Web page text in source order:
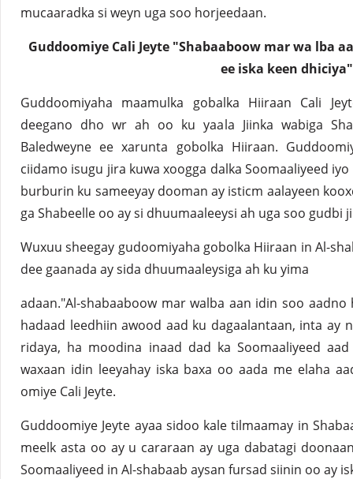
mucaaradka si weyn uga soo horjeedaan.
Guddoomiye Cali Jeyte "Shabaaboow mar wa lba
ee iska keen dhiciya"
Guddoomiyaha maamulka gobalka Hiiraan Cali
deegano dho wr ah oo ku yaala Jiinka wabiga
Baledweyne ee xarunta gobolka Hiiraan.
ciidamo isugu jira kuwa xoogga dalka Soomaaliyeed
burburin ku sameeyay dooman ay isticm aalayeen
ga Shabeelle oo ay si dhuumaaleeysi ah uga soo gudbi
Wuxuu sheegay gudoomiyaha gobolka Hiiraan in Al-
dee gaanada ay sida dhuumaaleysiga ah ku yima
adaan."Al-shabaaboow mar walba aan idin soo aadno
hadaad leedhiin awood aad ku dagaalantaan, inta ay
ridaya, ha moodina inaad dad ka Soomaaliyeed
waxaan idin leeyahay iska baxa oo aada me elaha
omiye Cali Jeyte.
Guddoomiye Jeyte ayaa sidoo kale tilmaamay in
meelk asta oo ay u cararaan ay uga dabatagi
Soomaaliyeed in Al-shabaab aysan fursad siinin oo ay